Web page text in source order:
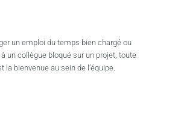
un emploi du temps bien chargé ou
à un collègue bloqué sur un projet, toute
la bienvenue au sein de l’équipe.